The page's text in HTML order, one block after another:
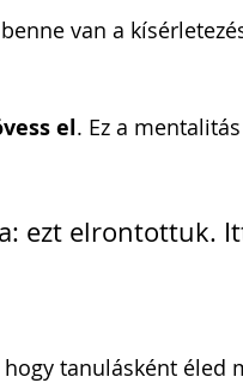
van a
el. Ez a
ezt elrontottuk.
tanulásként éled